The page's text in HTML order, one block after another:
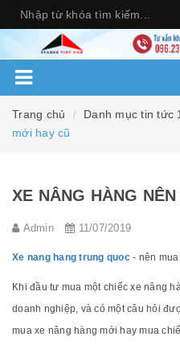
Trang chủ Danh mục tin tức 1
mới hay cũ
XE NÂNG HÀNG
Admin 11/07/2019
Xe nang hang trung quoc- nên mua
Khi đầu tư mua một chiếc xe nâng
doanh nghiệp, và có một câu hỏi
mua xe nâng hàng mới hay mua